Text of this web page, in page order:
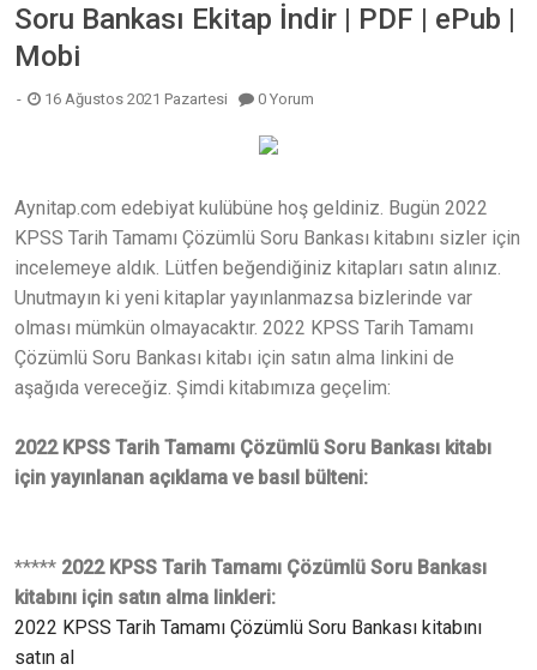
Soru Bankası Ekitap İndir | PDF | ePub |
Mobi
16 Ağustos 2021 Pazartesi 0 Yorum
Aynitap.com edebiyat kulübüne hoş geldiniz. Bugün 2022
KPSS Tarih Tamamı Çözümlü Soru Bankası kitabını sizler için
incelemeye aldık. Lütfen beğendiğiniz kitapları satın alınız.
Unutmayın ki yeni kitaplar yayınlanmazsa bizlerinde var
olması mümkün olmayacaktır. 2022 KPSS Tarih Tamamı
Çözümlü Soru Bankası kitabı için satın alma linkini de
aşağıda vereceğiz. Şimdi kitabımıza geçelim:
2022 KPSS Tarih Tamamı Çözümlü Soru Bankası kitabı
için yayınlanan açıklama ve basıl bülteni:
***** 2022 KPSS Tarih Tamamı Çözümlü Soru Bankası
kitabını için satın alma linkleri:
2022 KPSS Tarih Tamamı Çözümlü Soru Bankası kitabını
satın al